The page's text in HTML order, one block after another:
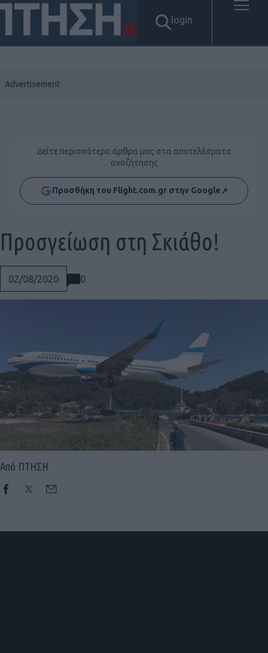
login
Δείτε περισσότερα άρθρα μας στα αποτελέσματα
αναζήτησης
Προσθήκη του Flight.com.gr στην Google↗
02/08/2020 0
Προσγείωση στη Σκιάθο!
Από ΠΤΗΣΗ